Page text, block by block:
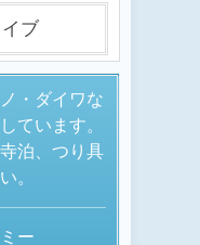
ブ
・ダイワな
ています。
泊、つり具
。
ー